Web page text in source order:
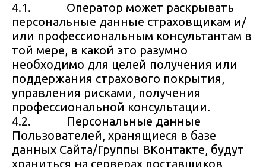
4.1. Оператор может раскрывать
персональные данные страховщикам и/
или профессиональным консультантам в
той мере, в какой это разумно
необходимо для целей получения или
поддержания страхового покрытия,
управления рисками, получения
профессиональной консультации.
4.2. Персональные данные
Пользователей, хранящиеся в базе
данных Сайта/Группы ВКонтакте, будут
храниться на серверах поставщиков